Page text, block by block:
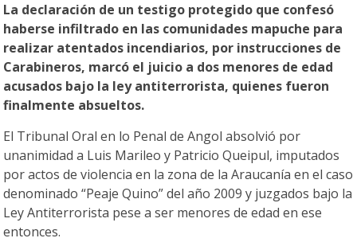
La declaración de un testigo protegido que confesó
haberse infiltrado en las comunidades mapuche para
realizar atentados incendiarios, por instrucciones de
Carabineros, marcó el juicio a dos menores de edad
acusados bajo la ley antiterrorista, quienes fueron
finalmente absueltos.
El Tribunal Oral en lo Penal de Angol absolvió por
unanimidad a Luis Marileo y Patricio Queipul, imputados
por actos de violencia en la zona de la Araucanía en el caso
denominado “Peaje Quino” del año 2009 y juzgados bajo la
Ley Antiterrorista pese a ser menores de edad en ese
entonces.